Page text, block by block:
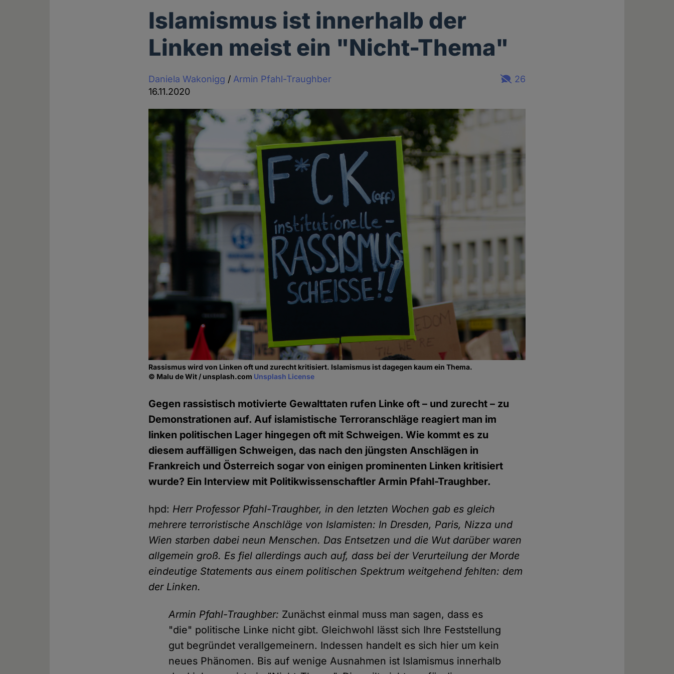
Islamismus ist innerhalb der
Linken meist ein "Nicht-Thema"
Daniela Wakonigg / Armin Pfahl-Traughber
16.11.2020
26
Rassismus wird von Linken oft und zurecht kritisiert. Islamismus ist dagegen kaum ein Thema.
© Malu de Wit / unsplash.com Unsplash License
Gegen rassistisch motivierte Gewalttaten rufen Linke oft – und zurecht – zu
Demonstrationen auf. Auf islamistische Terroranschläge reagiert man im
linken politischen Lager hingegen oft mit Schweigen. Wie kommt es zu
diesem auffälligen Schweigen, das nach den jüngsten Anschlägen in
Frankreich und Österreich sogar von einigen prominenten Linken kritisiert
wurde? Ein Interview mit Politikwissenschaftler Armin Pfahl-Traughber.
hpd: Herr Professor Pfahl-Traughber, in den letzten Wochen gab es gleich
mehrere terroristische Anschläge von Islamisten: In Dresden, Paris, Nizza und
Wien starben dabei neun Menschen. Das Entsetzen und die Wut darüber waren
allgemein groß. Es fiel allerdings auch auf, dass bei der Verurteilung der Morde
eindeutige Statements aus einem politischen Spektrum weitgehend fehlten: dem
der Linken.
Armin Pfahl-Traughber: Zunächst einmal muss man sagen, dass es
"die" politische Linke nicht gibt. Gleichwohl lässt sich Ihre Feststellung
gut begründet verallgemeinern. Indessen handelt es sich hier um kein
neues Phänomen. Bis auf wenige Ausnahmen ist Islamismus innerhalb